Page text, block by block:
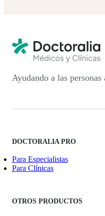
Ayudando a las
DOCTORALIA PRO
Para Especialistas
Para Clínicas
OTROS PRODUCTOS